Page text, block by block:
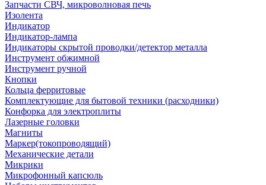
Запчасти СВЧ, микроволновая печь
Изолента
Индикатор
Индикатор-лампа
Индикаторы скрытой проводки/детектор металла
Инструмент обжимной
Инструмент ручной
Кнопки
Кольца ферритовые
Комплектующие для бытовой техники (расходники)
Конфорка для электроплиты
Лазерные головки
Магниты
Маркер(токопроводящий)
Механические детали
Микрики
Микрофонный капсюль